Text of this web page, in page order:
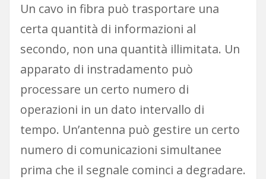
Un cavo in fibra può trasportare una
certa quantità di informazioni al
secondo, non una quantità illimitata. Un
apparato di instradamento può
processare un certo numero di
operazioni in un dato intervallo di
tempo. Un’antenna può gestire un certo
numero di comunicazioni simultanee
prima che il segnale cominci a degradare.